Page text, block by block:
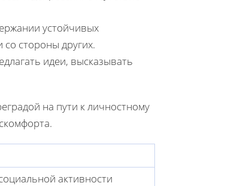
устойчивых
стороны других.
идеи, высказывать
на пути к личностному
активности